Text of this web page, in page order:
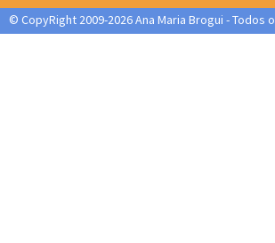
© CopyRight 2009-2026 Ana Maria Brogui -